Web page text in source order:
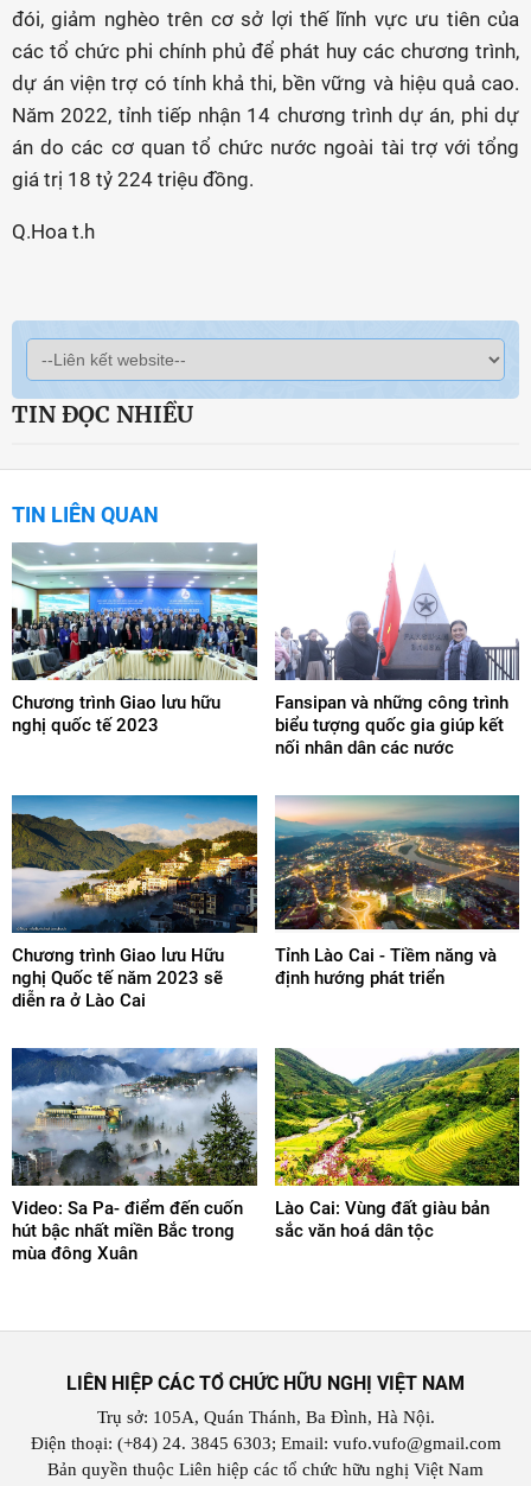
đói, giảm nghèo trên cơ sở lợi thế lĩnh vực ưu tiên của
các tổ chức phi chính phủ để phát huy các chương trình,
dự án viện trợ có tính khả thi, bền vững và hiệu quả cao.
Năm 2022, tỉnh tiếp nhận 14 chương trình dự án, phi dự
án do các cơ quan tổ chức nước ngoài tài trợ với tổng
giá trị 18 tỷ 224 triệu đồng.
Q.Hoa t.h
TIN ĐỌC NHIỀU
TIN LIÊN QUAN
Chương trình Giao lưu hữu
nghị quốc tế 2023
Fansipan và những công trình
biểu tượng quốc gia giúp kết
nối nhân dân các nước
Chương trình Giao lưu Hữu
nghị Quốc tế năm 2023 sẽ
diễn ra ở Lào Cai
Tỉnh Lào Cai - Tiềm năng và
định hướng phát triển
Video: Sa Pa- điểm đến cuốn
hút bậc nhất miền Bắc trong
mùa đông Xuân
Lào Cai: Vùng đất giàu bản
sắc văn hoá dân tộc
LIÊN HIỆP CÁC TỔ CHỨC HỮU NGHỊ VIỆT NAM
Trụ sở: 105A, Quán Thánh, Ba Đình, Hà Nội.
Điện thoại: (+84) 24. 3845 6303; Email: vufo.vufo@gmail.com
Bản quyền thuộc Liên hiệp các tổ chức hữu nghị Việt Nam